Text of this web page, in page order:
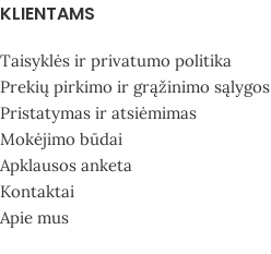
KLIENTAMS
Taisyklės ir privatumo politika
Prekių pirkimo ir grąžinimo sąlygos
Pristatymas ir atsiėmimas
Mokėjimo būdai
Apklausos anketa
Kontaktai
Apie mus